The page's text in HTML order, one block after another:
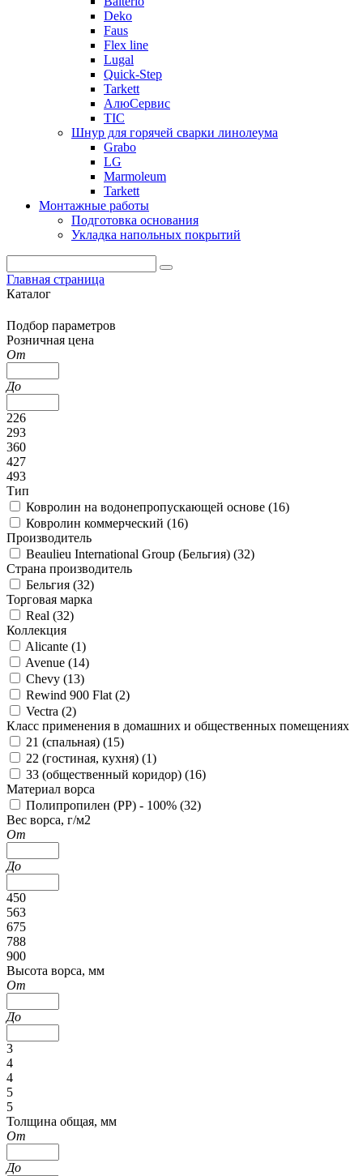
Deko
Faus
Flex line
Lugal
Quick-Step
Tarkett
АлюСервис
ТІС
Шнур для горячей сварки линолеума
Grabo
LG
Marmoleum
Tarkett
Монтажные работы
Подготовка основания
Укладка напольных покрытий
Главная страница
Каталог
Подбор параметров
Розничная цена
От
До
226
293
360
427
493
Тип
Ковролин на водонепропускающей основе (16)
Ковролин коммерческий (16)
Производитель
Beaulieu International Group (Бельгия) (32)
Страна производитель
Бельгия (32)
Торговая марка
Real (32)
Коллекция
Alicante (1)
Avenue (14)
Chevy (13)
Rewind 900 Flat (2)
Vectra (2)
Класс применения в домашних и общественных помещениях
21 (спальная) (15)
22 (гостиная, кухня) (1)
33 (общественный коридор) (16)
Материал ворса
Полипропилен (PP) - 100% (32)
Вес ворса, г/м2
От
До
450
563
675
788
900
Высота ворса, мм
От
До
3
4
4
5
5
Толщина общая, мм
От
До